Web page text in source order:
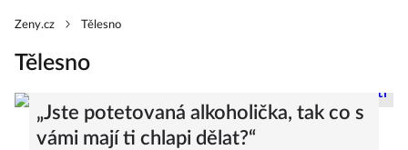
Zeny.cz Tělesno
Tělesno
„Jste potetovaná alkoholička, tak co s
vámi mají ti chlapi dělat?“